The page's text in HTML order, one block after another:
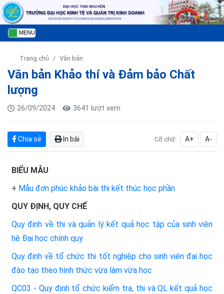
MENU
Trang chủ Văn bản
Văn bản Khảo thí và Đảm bảo Chất
lượng
26/09/2024 3641 lượt xem
Chia sẻ In bài Cỡ chữ: A+ A-
BIỂU MẪU
+ Mẫu đơn phúc khảo bài thi kết thúc học phần
QUY ĐỊNH, QUY CHẾ
Quy định về thi và quản lý kết quả học tập của sinh viên
hệ Đại học chính quy
Quy định về tổ chức thi tốt nghiệp cho sinh viên đại học
đào tạo theo hình thức vừa làm vừa học
QC03 - Quy định tổ chức kiểm tra, thi và QL kết quả học